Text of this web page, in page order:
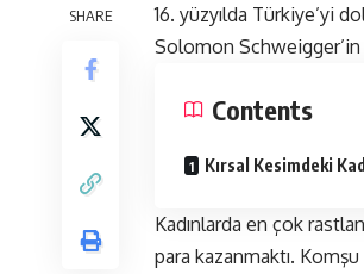
SHARE
16. yüzyılda Türkiye’yi
Solomon Schweigger’in
Contents
Kırsal Kesimdeki
Kadınlarda en çok
para kazanmaktı.